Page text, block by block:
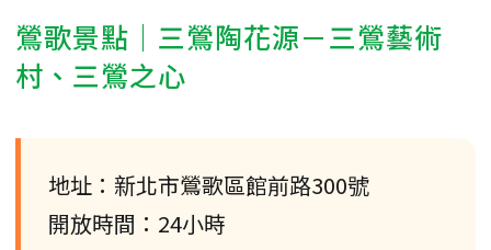
鶯歌景點｜三鶯陶花源－三鶯藝術
村、三鶯之心
地址：新北市鶯歌區館前路300號
開放時間：24小時